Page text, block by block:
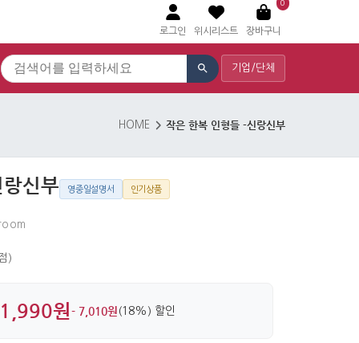
로그인 위시리스트
0
장바구니
기업/단체
HOME 작은 한복 인형들 -신랑신부
신부 영중일설명서 인기상품
)
원 - 7,010원 (18%) 할인